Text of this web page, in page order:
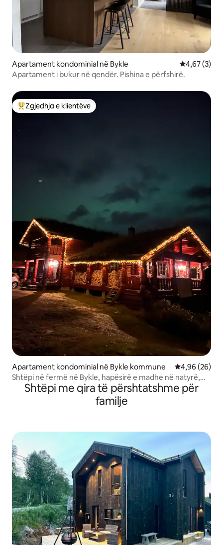
Apartament kondominial në Bykle Vlerësimi
4,67 (3)
Apartament i bukur në qendër. Pishina e përfshirë.
Më të mirat e zgjedhjeve të klientëve
Zgjedhja e klientëve
Apartament kondominial në Bykle kommune Vlerësimi
4,96 (26)
Shtëpi në fermë në Bykle, hapësirë e madhe në natyrë,
sobë me dru
Shtëpi me qira të përshtatshme për
familje